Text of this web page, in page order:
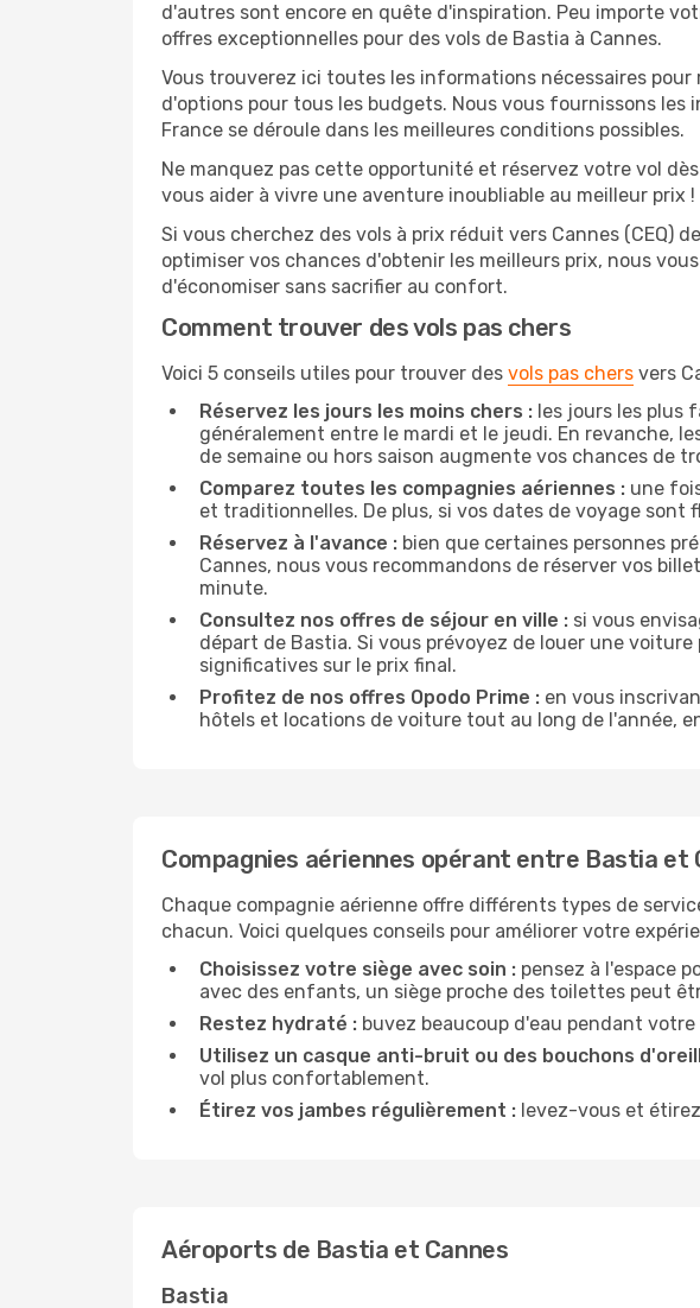
d'autres sont encore en quête d'inspiration. Peu importe
offres exceptionnelles pour des vols de Bastia à Cannes.
Vous trouverez ici toutes les informations nécessaires
d'options pour tous les budgets. Nous vous fournissons
France se déroule dans les meilleures conditions possibles.
Ne manquez pas cette opportunité et réservez votre vol
vous aider à vivre une aventure inoubliable au meilleur prix !
Si vous cherchez des vols à prix réduit vers Cannes (CEQ)
optimiser vos chances d'obtenir les meilleurs prix, nous
d'économiser sans sacrifier au confort.
Comment trouver des vols pas chers
Voici 5 conseils utiles pour trouver des vols pas chers vers
Réservez les jours les moins chers : les jours les plus
généralement entre le mardi et le jeudi. En revanche,
de semaine ou hors saison augmente vos chances de
Comparez toutes les compagnies aériennes : une
et traditionnelles. De plus, si vos dates de voyage sont
Réservez à l'avance : bien que certaines personnes
Cannes, nous vous recommandons de réserver vos
minute.
Consultez nos offres de séjour en ville : si vous
départ de Bastia. Si vous prévoyez de louer une
significatives sur le prix final.
Profitez de nos offres Opodo Prime : en vous
hôtels et locations de voiture tout au long de l'année,
Compagnies aériennes opérant entre Bastia et
Chaque compagnie aérienne offre différents types de
chacun. Voici quelques conseils pour améliorer votre
Choisissez votre siège avec soin : pensez à l'espace
avec des enfants, un siège proche des toilettes peut
Restez hydraté : buvez beaucoup d'eau pendant
Utilisez un casque anti-bruit ou des bouchons
vol plus confortablement.
Étirez vos jambes régulièrement : levez-vous et
Aéroports de Bastia et Cannes
Bastia